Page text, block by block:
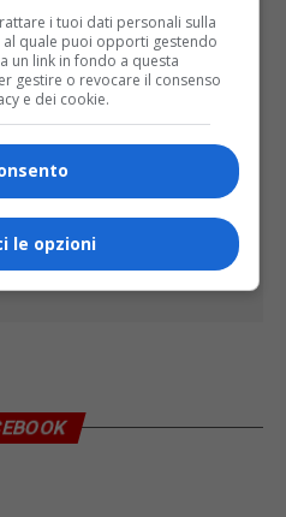
i tuoi dati personali sulla
quale puoi opporti gestendo
un link in fondo a questa
gestire o revocare il consenso
e dei cookie.
le opzioni